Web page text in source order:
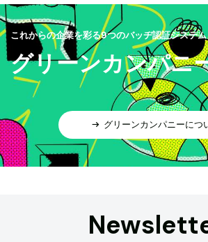
これからの企業を彩る9つのバッヂ認証システム
グリーンカンパニ
グリーンカンパニーにつ